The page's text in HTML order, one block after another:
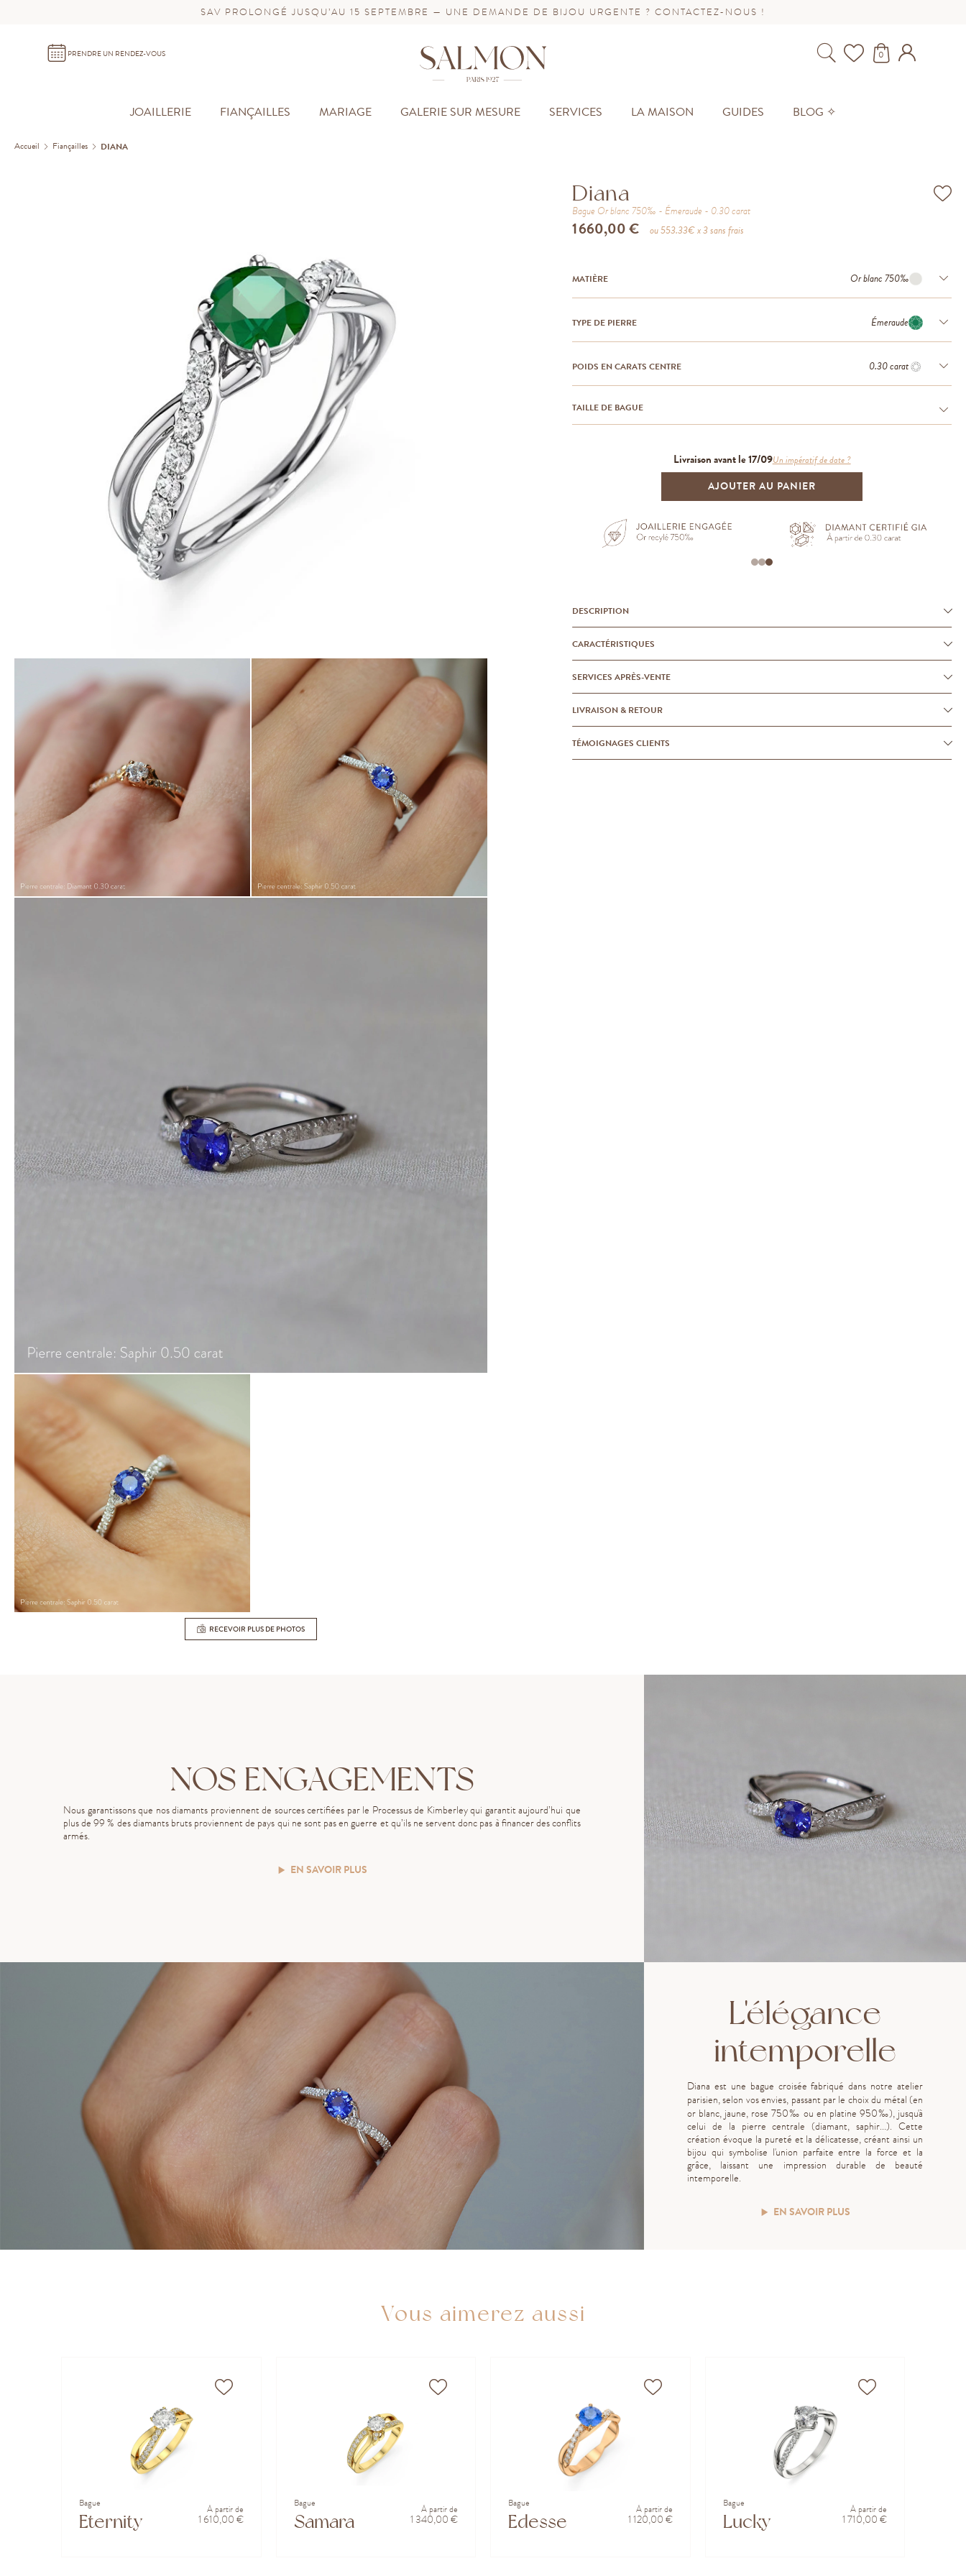
SAV PROLONGÉ JUSQU’AU 15 SEPTEMBRE — UNE DEMANDE DE BIJOU URGENTE ? CONTACTEZ-NOUS !
PRENDRE UN RENDEZ-VOUS
JOAILLERIE FIANÇAILLES MARIAGE GALERIE SUR MESURE SERVICES LA MAISON GUIDES BLOG ✧
0
Accueil Fiançailles DIANA
RECEVOIR PLUS DE PHOTOS
Diana
Bague Or blanc 750‰ Émeraude 0.30carat
1 660,00 € ou553.33€ x 3 sans frais
MATIÈRE Or blanc 750‰
TYPE DE PIERRE Émeraude
POIDS EN CARATS CENTRE 0.30 carat
TAILLE DE BAGUE
Livraison avant le 17/09Un impératif de date ?
AJOUTER AU PANIER
DESCRIPTION
CARACTÉRISTIQUES
SERVICES APRÈS-VENTE
LIVRAISON & RETOUR
TÉMOIGNAGES CLIENTS
NOS ENGAGEMENTS
Nous garantissons que nos diamants proviennent de sources certifiées par le Processus de Kimberley qui garantit aujourd’hui que
plus de 99 % des diamants bruts proviennent de pays qui ne sont pas en guerre et qu’ils ne servent donc pas à financer des conflits
armés.
EN SAVOIR PLUS
L'élégance
intemporelle
Diana est une bague croisée fabriqué dans notre atelier
parisien, selon vos envies, passant par le choix du métal (en
or blanc, jaune, rose 750‰ ou en platine 950‰), jusqu'à
celui de la pierre centrale (diamant, saphir...). Cette
création évoque la pureté et la délicatesse, créant ainsi un
bijou qui symbolise l'union parfaite entre la force et la
grâce, laissant une impression durable de beauté
intemporelle.
EN SAVOIR PLUS
Vous aimerez aussi
Bague
Eternity
À partir de
1 610,00 €
Bague
Samara
À partir de
1 340,00 €
Bague
Edesse
À partir de
1 120,00 €
Bague
Lucky
À partir de
1 710,00 €